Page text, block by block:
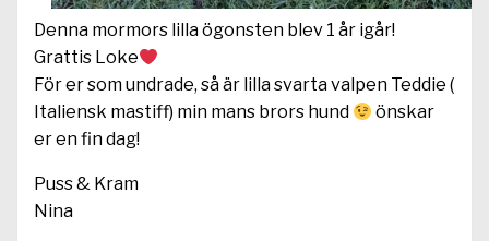
Denna mormors lilla ögonsten blev 1 år igår!
Grattis Loke
För er som undrade, så är lilla svarta valpen Teddie (
Italiensk mastiff) min mans brors hund
önskar
er en fin dag!
Puss & Kram
Nina